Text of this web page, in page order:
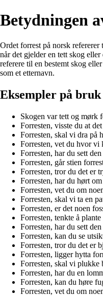
Betydningen
Ordet forrest på norsk
når det gjelder en tett skog
referere til en bestemt skog
som et etternavn.
Eksempler på bruk
Skogen var tett og mørk
Forresten, visste du at
Forresten, skal vi dra på
Forresten, vet du hvor vi
Forresten, har du sett
Forresten, går stien
Forresten, tror du det er
Forresten, har du hørt
Forresten, vet du om
Forresten, skal vi ta en
Forresten, er det noen
Forresten, tenkte å
Forresten, har du sett
Forresten, kan du se
Forresten, tror du det er
Forresten, ligger hytta
Forresten, skal vi plukke
Forresten, har du en
Forresten, kan du høre
Forresten, vet du om